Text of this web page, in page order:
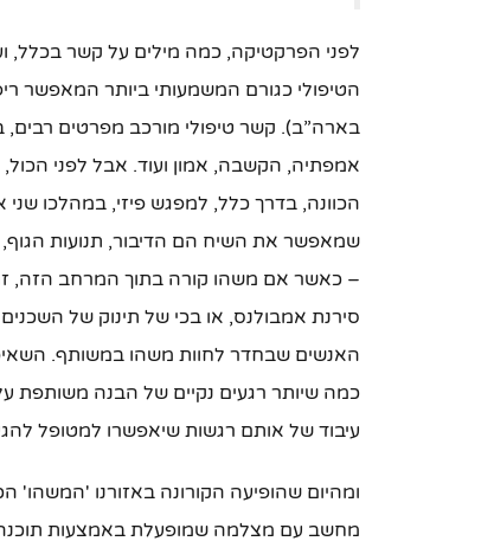
לפני הפרקטיקה, כמה מילים על קשר בכלל,
אמפתיה, הקשבה, אמון ועוד. אבל לפני
הכוונה, בדרך כלל, למפגש פיזי, במהלכו
שמאפשר את השיח הם הדיבור, תנועות
– כאשר אם משהו קורה בתוך המרחב הזה,
סירנת אמבולנס, או בכי של תינוק של
האנשים שבחדר לחוות משהו במשותף.
כמה שיותר רגעים נקיים של הבנה משותפת
עיבוד של אותם רגשות שיאפשרו למטופל
ומהיום שהופיעה הקורונה באזורנו 'המשהו'
מחשב עם מצלמה שמופעלת באמצעות